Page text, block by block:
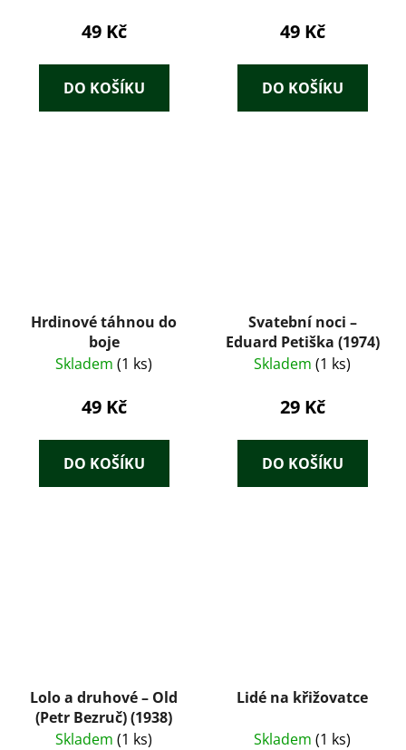
49 Kč
DO KOŠÍKU
stejnojmenného
49 Kč
DO KOŠÍKU
Hrdinové táhnou do
boje
Skladem (1 ks)
49 Kč
DO KOŠÍKU
Svatební noci –
Eduard Petiška (1974)
Skladem (1 ks)
29 Kč
DO KOŠÍKU
Lolo a druhové – Old
(Petr Bezruč) (1938)
Skladem (1 ks)
Lidé na křižovatce
Skladem (1 ks)